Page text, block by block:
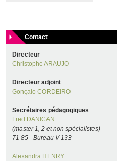
Contact
Directeur
Christophe ARAUJO
Directeur adjoint
Gonçalo CORDEIRO
Secrétaires pédagogiques
Fred DANICAN
(master 1, 2 et non spécialistes)
71 85 - Bureau V 133
Alexandra HENRY